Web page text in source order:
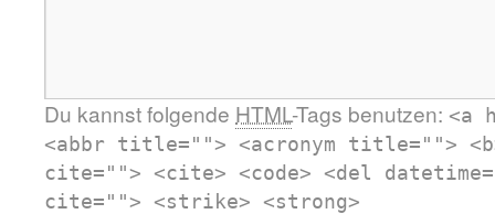
Du kannst folgende HTML-Tags benutzen: <a
<abbr title=""> <acronym title="">
cite=""> <cite> <code> <del
cite=""> <strike> <strong>